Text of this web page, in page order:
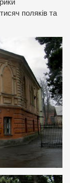
поляків та